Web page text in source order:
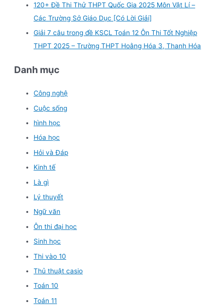
120+ Đề Thi Thử THPT Quốc Gia 2025 Môn Vật Lí –
Các Trường Sở Giáo Dục [Có Lời Giải]
Giải 7 câu trong đề KSCL Toán 12 Ôn Thi Tốt Nghiệp
THPT 2025 – Trường THPT Hoằng Hóa 3, Thanh Hóa
Danh mục
Công nghệ
Cuộc sống
hình học
Hóa học
Hỏi và Đáp
Kinh tế
Là gì
Lý thuyết
Ngữ văn
Ôn thi đại học
Sinh học
Thi vào 10
Thủ thuật casio
Toán 10
Toán 11